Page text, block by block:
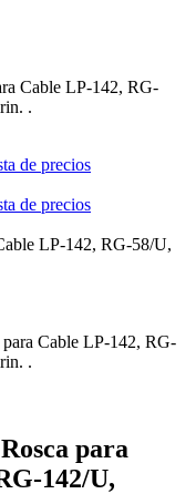
Cable LP-142, RG-
.
de precios
de precios
para
142/U,